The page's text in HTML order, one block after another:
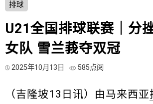
排球
U21全国排球联赛｜分
女队 雪兰莪夺双冠
2025年10月13日 585点阅
（吉隆坡13日讯）由马来西亚